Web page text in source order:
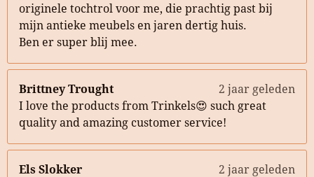
originele tochtrol voor me, die prachtig past bij
mijn antieke meubels en jaren dertig huis.
Ben er super blij mee.
Brittney Trought
2 jaar geleden
I love the products from Trinkels😍 such great
quality and amazing customer service!
Els Slokker
2 jaar geleden